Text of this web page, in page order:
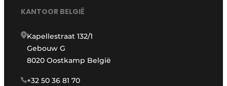
KANTOOR BELGIË
Kapellestraat 132/1
Gebouw G
8020 Oostkamp België
+32 50 36 81 70